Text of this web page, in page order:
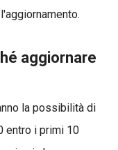
aggiornare
la possibilità di
entro i primi 10